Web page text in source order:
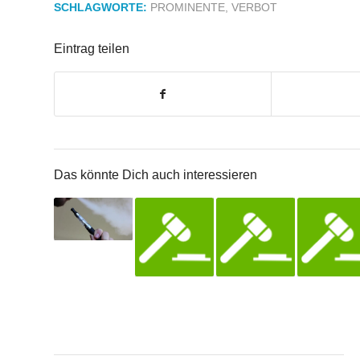
SCHLAGWORTE: PROMINENTE, VERBOT
Eintrag teilen
Das könnte Dich auch interessieren